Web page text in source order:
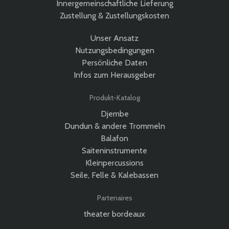
Innergemeinschaftliche Lieferung
Zustellung & Zustellungskosten
Unser Ansatz
Nutzungsbedingungen
Persönliche Daten
Infos zum Herausgeber
Produkt-Katalog
Djembe
Dundun & andere Trommeln
Balafon
Saiteninstrumente
Kleinpercussions
Seile, Felle & Kalebassen
Partenaires
theater bordeaux